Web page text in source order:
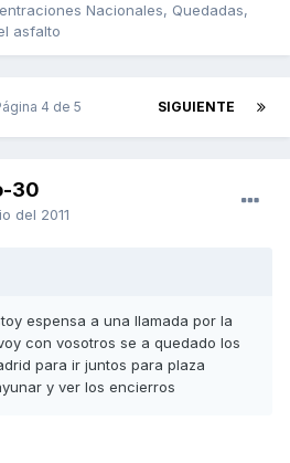
Nacionales, Quedadas,
asfalto
SIGUIENTE
4 de 5
30
del 2011
espensa a una llamada por la
con vosotros se a quedado los
para ir juntos para plaza
y ver los encierros